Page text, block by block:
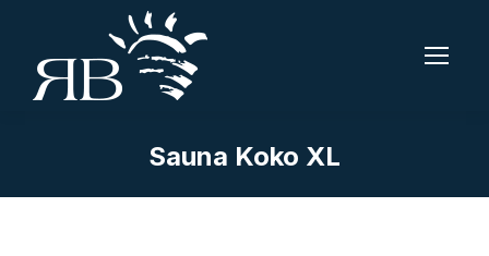
Sauna Koko XL